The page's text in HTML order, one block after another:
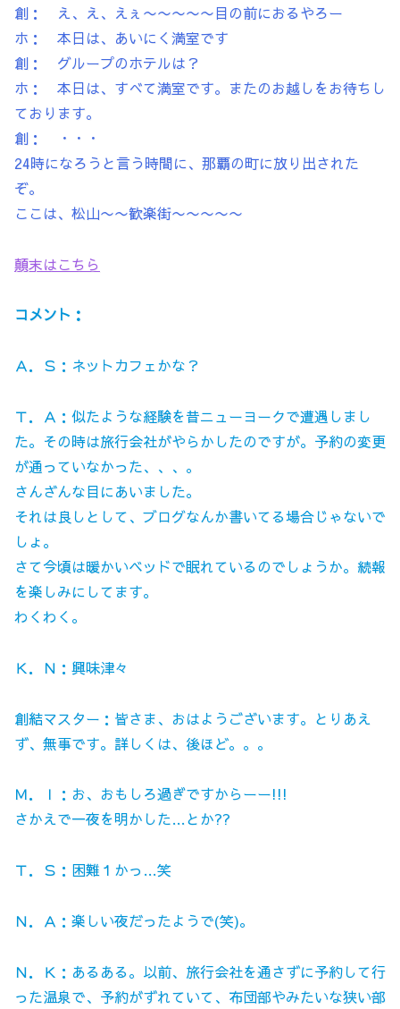
創： え、え、えぇ〜〜〜〜〜目の前におるやろー
ホ： 本日は、あいにく満室です
創： グループのホテルは？
ホ： 本日は、すべて満室です。またのお越しをお待ちし
ております。
創： ・・・
24時になろうと言う時間に、那覇の町に放り出された
ぞ。
ここは、松山〜〜歓楽街〜〜〜〜〜
顛末はこちら
コメント：
Ａ．Ｓ：ネットカフェかな？
Ｔ．Ａ：似たような経験を昔ニューヨークで遭遇しまし
た。その時は旅行会社がやらかしたのですが。予約の変更
が通っていなかった、、、。
さんざんな目にあいました。
それは良しとして、ブログなんか書いてる場合じゃないで
しょ。
さて今頃は暖かいベッドで眠れているのでしょうか。続報
を楽しみにしてます。
わくわく。
Ｋ．Ｎ：興味津々
創結マスター：皆さま、おはようございます。とりあえ
ず、無事です。詳しくは、後ほど。。。
Ｍ．Ｉ：お、おもしろ過ぎですからーー!!!
さかえで一夜を明かした…とか??
Ｔ．Ｓ：困難１かっ…笑
Ｎ．Ａ：楽しい夜だったようで(笑)。
Ｎ．Ｋ：あるある。以前、旅行会社を通さずに予約して行
った温泉で、予約がずれていて、布団部やみたいな狭い部